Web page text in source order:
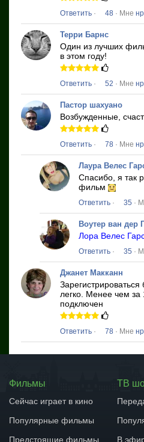
Ответить · 48 · Мне
Терри Барнс
Один из лучших
в этом году!
Ответить · 52 · Мне
Пастор шахуано
Возбужденные,
Ответить · 78 · Мне
Лаура Велес
Спасибо, я так
фильм
Ответить · 35 ·
Воутер ван дер
Лора Велес
Ответить · 35 ·
Джанет Макканн
легко. Менее чем за
подключен
Ответить · 78 · Мне
Фильмы
Сейчас играет в кино
Популярные фильмы
Предстоящие фильмы
ТВ
В